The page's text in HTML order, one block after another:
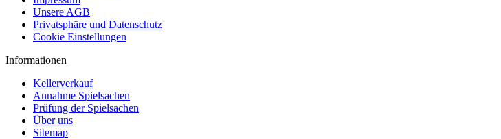
Unsere AGB
Privatsphäre und Datenschutz
Cookie Einstellungen
Informationen
Kellerverkauf
Annahme Spielsachen
Prüfung der Spielsachen
Über uns
Sitemap